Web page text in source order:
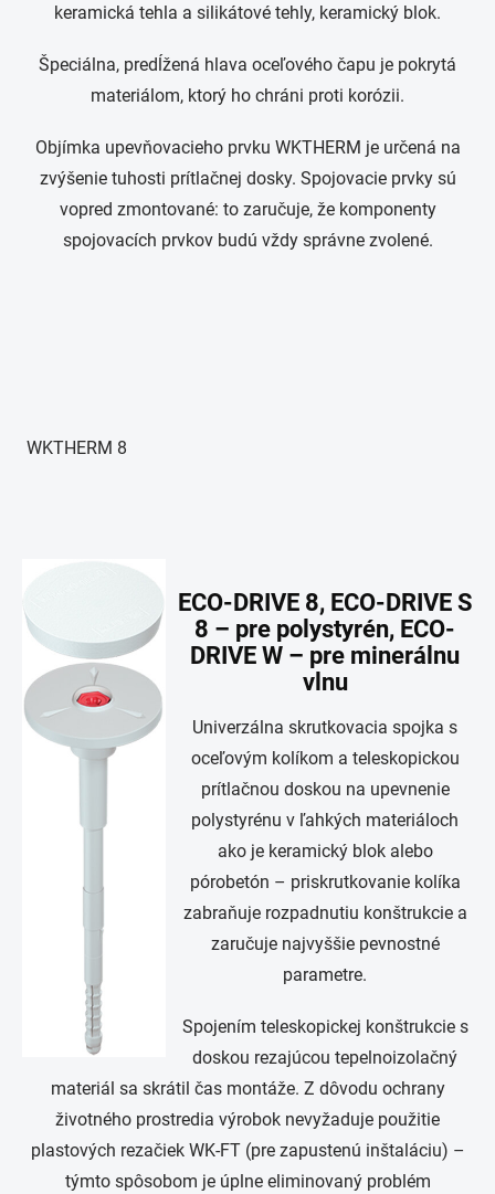
keramická tehla a silikátové tehly, keramický blok.
Špeciálna, predĺžená hlava oceľového čapu je pokrytá
materiálom, ktorý ho chráni proti korózii.
Objímka upevňovacieho prvku WKTHERM je určená na
zvýšenie tuhosti prítlačnej dosky. Spojovacie prvky sú
vopred zmontované: to zaručuje, že komponenty
spojovacích prvkov budú vždy správne zvolené.
WKTHERM 8
ECO-DRIVE 8, ECO-DRIVE S
8 – pre polystyrén, ECO-
DRIVE W – pre minerálnu
vlnu
Univerzálna skrutkovacia spojka s
oceľovým kolíkom a teleskopickou
prítlačnou doskou na upevnenie
polystyrénu v ľahkých materiáloch
ako je keramický blok alebo
pórobetón – priskrutkovanie kolíka
zabraňuje rozpadnutiu konštrukcie a
zaručuje najvyššie pevnostné
parametre.
Spojením teleskopickej konštrukcie s
doskou rezajúcou tepelnoizolačný
materiál sa skrátil čas montáže. Z dôvodu ochrany
životného prostredia výrobok nevyžaduje použitie
plastových rezačiek WK-FT (pre zapustenú inštaláciu) –
týmto spôsobom je úplne eliminovaný problém